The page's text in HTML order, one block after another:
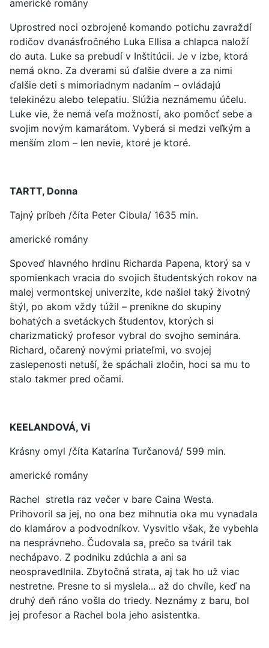
americké romány
Uprostred noci ozbrojené komando potichu zavraždí
rodičov dvanásťročného Luka Ellisa a chlapca naloží
do auta. Luke sa prebudí v Inštitúcii. Je v izbe, ktorá
nemá okno. Za dverami sú ďalšie dvere a za nimi
ďalšie deti s mimoriadnym nadaním – ovládajú
telekinézu alebo telepatiu. Slúžia neznámemu účelu.
Luke vie, že nemá veľa možností, ako pomôcť sebe a
svojim novým kamarátom. Vyberá si medzi veľkým a
menším zlom – len nevie, ktoré je ktoré.
TARTT, Donna
Tajný príbeh /číta Peter Cibula/ 1635 min.
americké romány
Spoveď hlavného hrdinu Richarda Papena, ktorý sa v
spomienkach vracia do svojich študentských rokov na
malej vermontskej univerzite, kde našiel taký životný
štýl, po akom vždy túžil – prenikne do skupiny
bohatých a svetáckych študentov, ktorých si
charizmatický profesor vybral do svojho seminára.
Richard, očarený novými priateľmi, vo svojej
zaslepenosti netuší, že spáchali zločin, hoci sa mu to
stalo takmer pred očami.
KEELANDOVÁ, Vi
Krásny omyl /číta Katarína Turčanová/ 599 min.
americké romány
Rachel stretla raz večer v bare Caina Westa.
Prihovoril sa jej, no ona bez mihnutia oka mu vynadala
do klamárov a podvodníkov. Vysvitlo však, že vybehla
na nesprávneho. Čudovala sa, prečo sa tváril tak
nechápavo. Z podniku zdúchla a ani sa
neospravedlnila. Zbytočná strata, aj tak ho už viac
nestretne. Presne to si myslela... až do chvíle, keď na
druhý deň ráno vošla do triedy. Neznámy z baru, bol
jej profesor a Rachel bola jeho asistentka.